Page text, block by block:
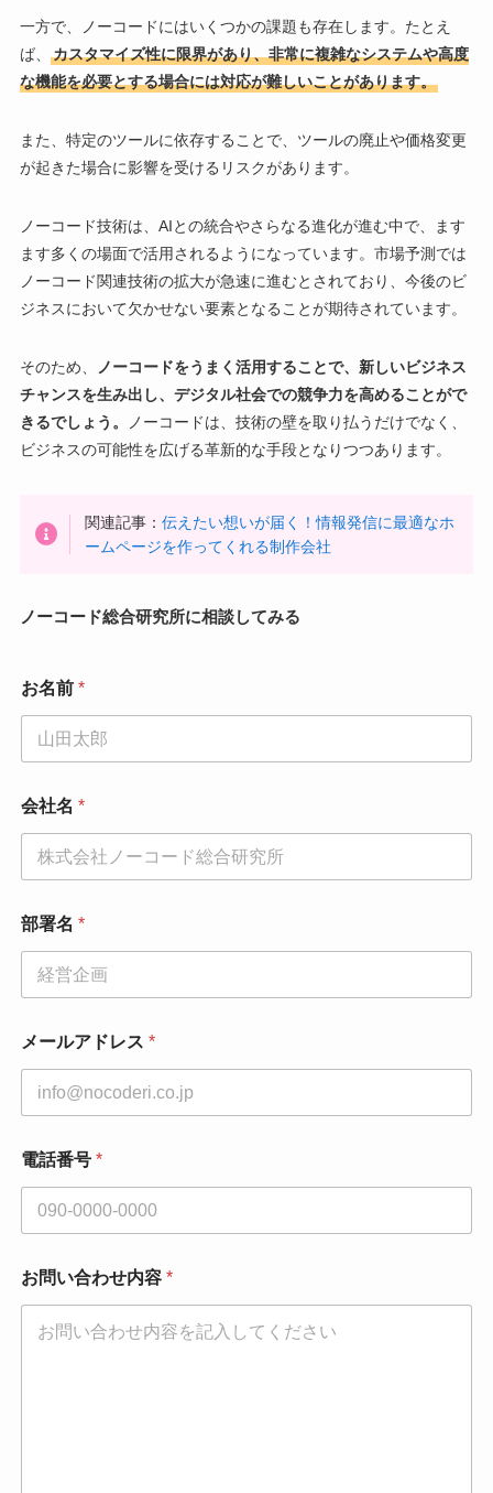
一方で、ノーコードにはいくつかの課題も存在します。たとえ
ば、
カスタマイズ性に限界があり、非常に複雑なシステムや高度
な機能を必要とする場合には対応が難しいことがあります。
また、特定のツールに依存することで、ツールの廃止や価格変更
が起きた場合に影響を受けるリスクがあります。
ノーコード技術は、AIとの統合やさらなる進化が進む中で、ます
ます多くの場面で活用されるようになっています。市場予測では
ノーコード関連技術の拡大が急速に進むとされており、今後のビ
ジネスにおいて欠かせない要素となることが期待されています。
そのため、
ノーコードをうまく活用することで、新しいビジネス
チャンスを生み出し、デジタル社会での競争力を高めることがで
きるでしょう。
ノーコードは、技術の壁を取り払うだけでなく、
ビジネスの可能性を広げる革新的な手段となりつつあります。
関連記事：伝えたい想いが届く！情報発信に最適なホ
ームページを作ってくれる制作会社
ノーコード総合研究所に相談してみる
お名前 *
会社名 *
名
前
問
合
わ
せ
容
ー
部署名 *
メールアドレス *
電話番号 *
お問い合わせ内容 *